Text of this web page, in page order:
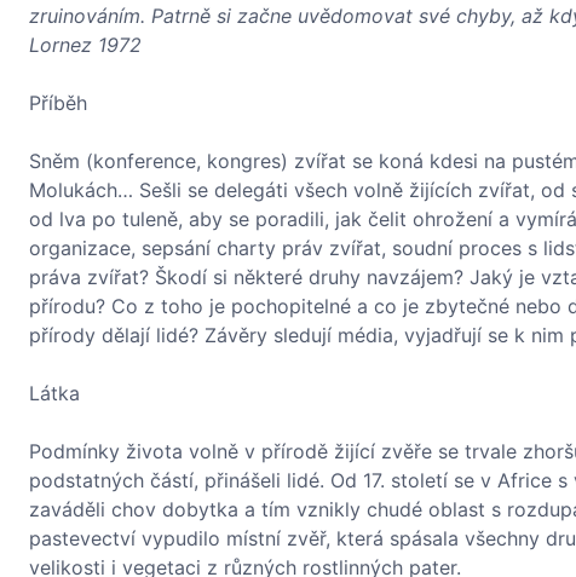
zruinováním. Patrně si začne uvědomovat své chyby, až
Lornez 1972
Příběh
Sněm (konference, kongres) zvířat se koná kdesi na
Molukách… Sešli se delegáti všech volně žijících zvířat,
od lva po tuleně, aby se poradili, jak čelit ohrožení a
organizace, sepsání charty práv zvířat, soudní proces s
práva zvířat? Škodí si některé druhy navzájem? Jaký je
přírodu? Co z toho je pochopitelné a co je zbytečné
přírody dělají lidé? Závěry sledují média, vyjadřují se k
Látka
Podmínky života volně v přírodě žijící zvěře se trvale
podstatných částí, přinášeli lidé. Od 17. století se v Africe
zaváděli chov dobytka a tím vznikly chudé oblast s
pastevectví vypudilo místní zvěř, která spásala všechny
velikosti i vegetaci z různých rostlinných pater.